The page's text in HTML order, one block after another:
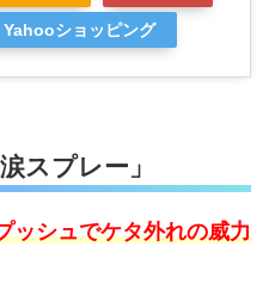
Yahooショッピング
スプレー」
ッシュでケタ外れの威力